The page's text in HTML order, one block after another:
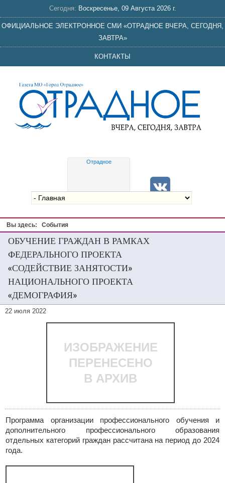
Сегодня: Воскресенье, 09 Августа 2026 г.
ОФИЦИАЛЬНОЕ ЭЛЕКТРОННОЕ СМИ «ОТРАДНОЕ ВЧЕРА, СЕГОДНЯ,
ЗАВТРА»
КОНТАКТЫ
Отрадное
Вы здесь: События
ОБУЧЕНИЕ ГРАЖДАН В РАМКАХ
ФЕДЕРАЛЬНОГО ПРОЕКТА
«СОДЕЙСТВИЕ ЗАНЯТОСТИ»
НАЦИОНАЛЬНОГО ПРОЕКТА
«ДЕМОГРАФИЯ»
22 июля 2022
ИЗОБРАЖЕНИЕ
ПЕРЕНЕСЕНО
В АРХИВ
Программа организации профессионального обучения и
дополнительного профессионального образования
отдельных категорий граждан рассчитана на период до 2024
года.